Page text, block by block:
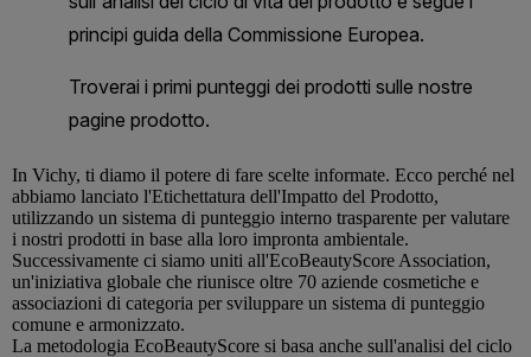
In Vichy, ti diamo il potere di fare scelte informate. Ecco perché nel
abbiamo lanciato l'Etichettatura dell'Impatto del Prodotto,
utilizzando un sistema di punteggio interno trasparente per valutare
i nostri prodotti in base alla loro impronta ambientale.
Successivamente ci siamo uniti all'EcoBeautyScore Association,
un'iniziativa globale che riunisce oltre 70 aziende cosmetiche e
associazioni di categoria per sviluppare un sistema di punteggio
comune e armonizzato.
La metodologia EcoBeautyScore si basa anche sull'analisi del ciclo